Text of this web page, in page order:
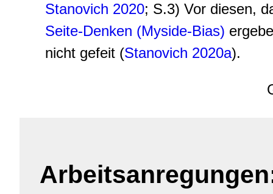
Stanovich 2020; S.3) Vor diesen,
Seite-Denken (Myside-Bias)
nicht gefeit (Stanovich 2020a).